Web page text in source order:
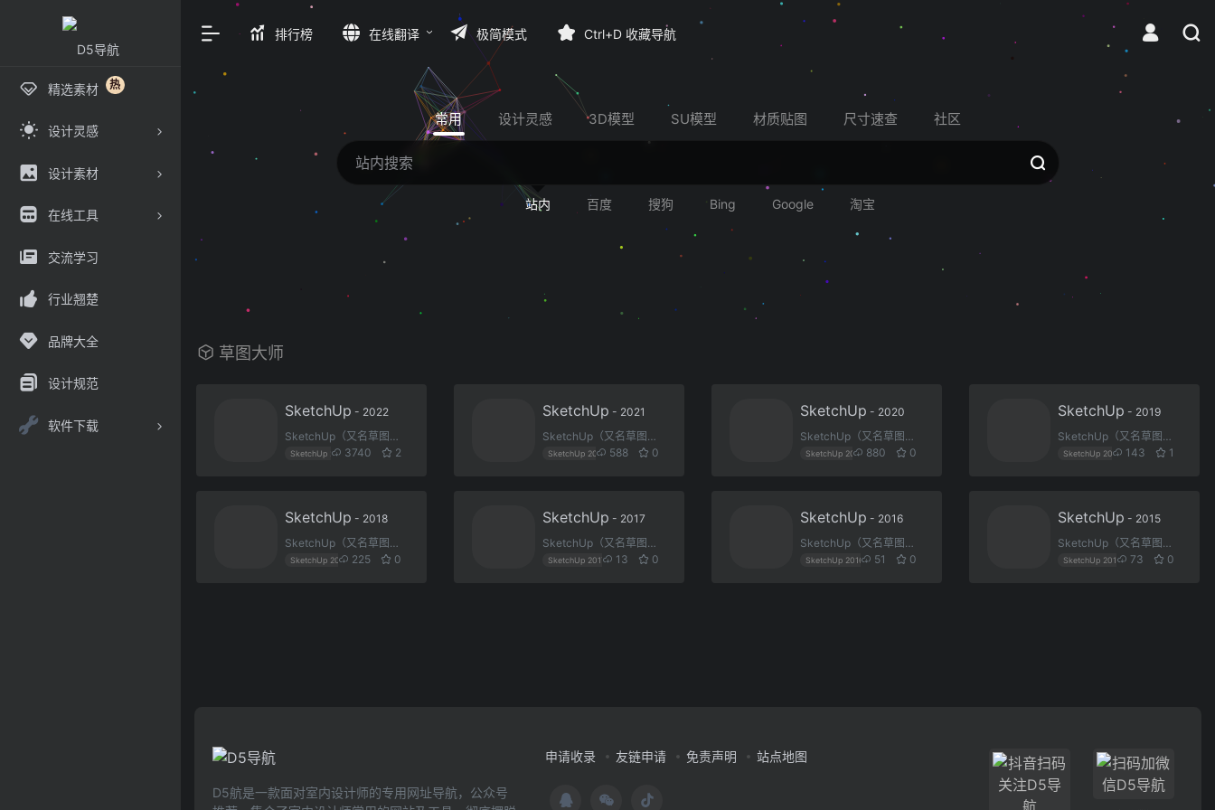
精选素材 热
设计灵感
设计素材
在线工具
交流学习
行业翘楚
品牌大全
设计规范
软件下载
排行榜 在线翻译 极简模式 Ctrl+D 收藏导航
常用 设计灵感 3D模型 SU模型 材质贴图 尺寸速查 社区
站内 百度 搜狗 Bing Google 淘宝
草图大师
SketchUp - 2022
SketchUp（又名草图大师）是一款3D模型设计软件，可以极其快速和方便地对三维创意进行创建、观察和修改，是专门为配合设计人员的设计过程而研发的。同时可以导出透视图、DWG或DXF格式的2D向量文件等尺寸正确的平面图形。它是一款超级优秀的建筑草图工具，简单易学强大。
SketchUp 2022 草图大师
3740 2
SketchUp - 2021
SketchUp（又名草图大师）是一款3D模型设计软件，可以极其快速和方便地对三维创意进行创建、观察和修改，是专门为配合设计人员的设计过程而研发的。同时可以导出透视图、DWG或DXF格式的2D向量文件等尺寸正确的平面图形。它是一款超级优秀的建筑草图工具，简单易学强大。
SketchUp 2021 草图大师
588 0
SketchUp - 2020
SketchUp（又名草图大师）是一款3D模型设计软件，可以极其快速和方便地对三维创意进行创建、观察和修改，是专门为配合设计人员的设计过程而研发的。同时可以导出透视图、DWG或DXF格式的2D向量文件等尺寸正确的平面图形。它是一款超级优秀的建筑草图工具，简单易学强大。
SketchUp 2020 草图大师
880 0
SketchUp - 2019
SketchUp（又名草图大师）是一款3D模型设计软件，可以极其快速和方便地对三维创意进行创建、观察和修改，是专门为配合设计人员的设计过程而研发的。同时可以导出透视图、DWG或DXF格式的2D向量文件等尺寸正确的平面图形。它是一款超级优秀的建筑草图工具，简单易学强大。
SketchUp 2019 草图大师
143 1
SketchUp - 2018
SketchUp（又名草图大师）是一款3D模型设计软件，可以极其快速和方便地对三维创意进行创建、观察和修改，是专门为配合设计人员的设计过程而研发的。同时可以导出透视图、DWG或DXF格式的2D向量文件等尺寸正确的平面图形。它是一款超级优秀的建筑草图工具，简单易学强大。
SketchUp 2018 草图大师
225 0
SketchUp - 2017
SketchUp（又名草图大师）是一款3D模型设计软件，可以极其快速和方便地对三维创意进行创建、观察和修改，是专门为配合设计人员的设计过程而研发的。同时可以导出透视图、DWG或DXF格式的2D向量文件等尺寸正确的平面图形。它是一款超级优秀的建筑草图工具，简单易学强大。
SketchUp 2017 草图大师
13 0
SketchUp - 2016
SketchUp（又名草图大师）是一款3D模型设计软件，可以极其快速和方便地对三维创意进行创建、观察和修改，是专门为配合设计人员的设计过程而研发的。同时可以导出透视图、DWG或DXF格式的2D向量文件等尺寸正确的平面图形。它是一款超级优秀的建筑草图工具，简单易学强大。
SketchUp 2016 草图大师
51 0
SketchUp - 2015
SketchUp（又名草图大师）是一款3D模型设计软件，可以极其快速和方便地对三维创意进行创建、观察和修改，是专门为配合设计人员的设计过程而研发的。同时可以导出透视图、DWG或DXF格式的2D向量文件等尺寸正确的平面图形。它是一款超级优秀的建筑草图工具，简单易学强大。
SketchUp 2015 草图大师
73 0
D5航是一款面对室内设计师的专用网址导航，公众号
申请收录 友链申请 免责声明 站点地图